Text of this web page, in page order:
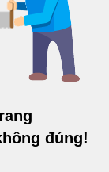
đúng!